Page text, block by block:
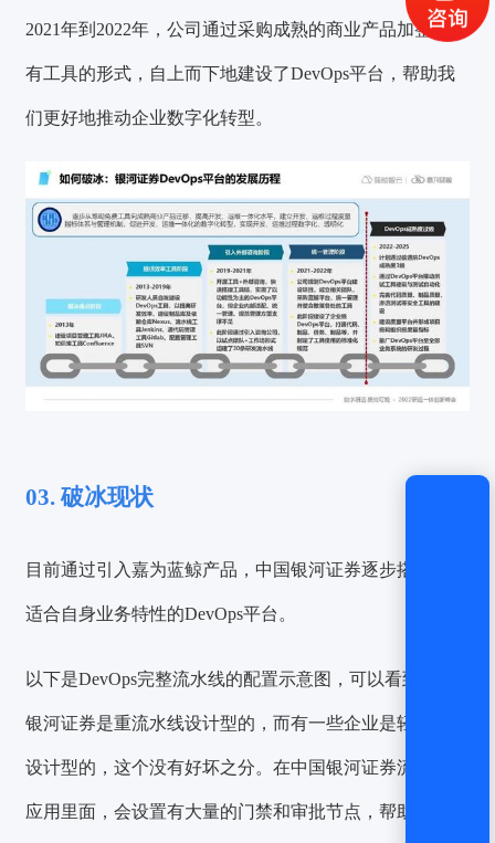
2021年到2022年，公司通过采购成熟的商业产品加整合已
有工具的形式，自上而下地建设了DevOps平台，帮助我
们更好地推动企业数字化转型。
03. 破冰现状
目前通过引入嘉为蓝鲸产品，中国银河证券逐步搭建起了
适合自身业务特性的DevOps平台。
以下是DevOps完整流水线的配置示意图，可以看到中国
银河证券是重流水线设计型的，而有一些企业是轻流水线
设计型的，这个没有好坏之分。在中国银河证券流水线的
应用里面，会设置有大量的门禁和审批节点，帮助中国银
获取验证码